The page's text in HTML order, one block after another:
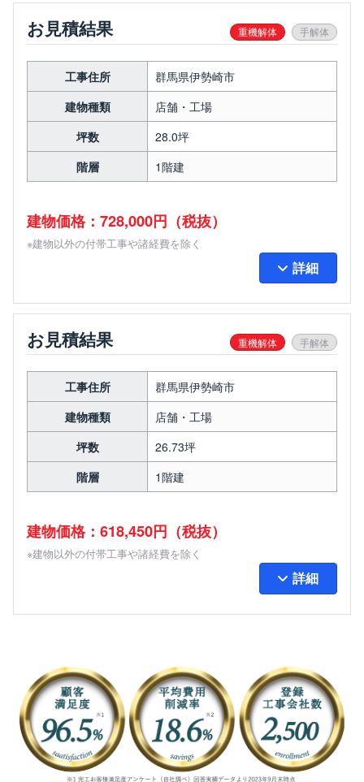
お見積結果 重機解体 手解体
工事住所
群馬県伊勢崎市
建物種類
店舗・工場
坪数
28.0坪
階層
1階建
建物価格：728,000円（税抜）
※建物以外の付帯工事や諸経費を除く
詳細
お見積結果 重機解体 手解体
工事住所
群馬県伊勢崎市
建物種類
店舗・工場
坪数
26.73坪
階層
1階建
建物価格：618,450円（税抜）
※建物以外の付帯工事や諸経費を除く
詳細